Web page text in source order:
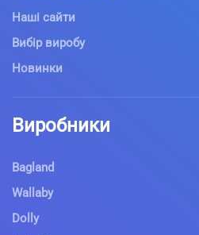
Наші сайти
Вибір виробу
Новинки
Виробники
Bagland
Wallaby
Dolly